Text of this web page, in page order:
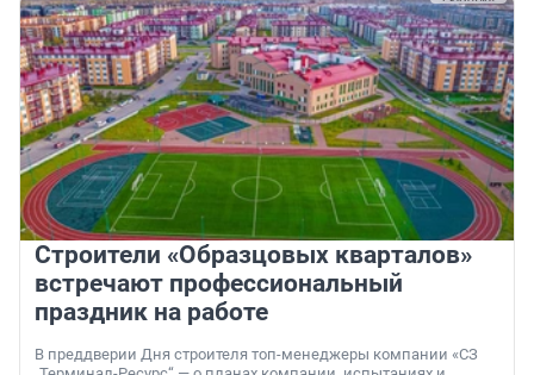
Строители «Образцовых кварталов»
встречают профессиональный
праздник на работе
В преддверии Дня строителя топ-менеджеры компании «СЗ